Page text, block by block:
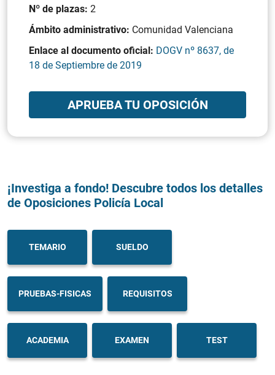
Nº de plazas: 2
Ámbito administrativo: Comunidad Valenciana
Enlace al documento oficial: DOGV nº 8637, de
18 de Septiembre de 2019
APRUEBA TU OPOSICIÓN
¡Investiga a fondo! Descubre todos los detalles
de Oposiciones Policía Local
TEMARIO SUELDO
PRUEBAS-FISICAS REQUISITOS
ACADEMIA EXAMEN TEST